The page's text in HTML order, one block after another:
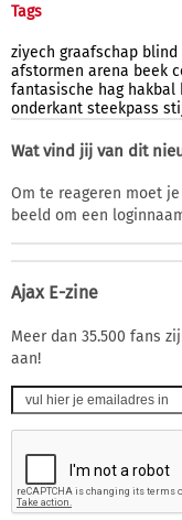
Tags
ziyech graafschap blind
afstormen arena beek
fantasische hag hakbal
onderkant steekpass
Wat vind jij van dit
Om te reageren moet
beeld om een
Ajax E-zine
Meer dan 35.500 fans
aan!